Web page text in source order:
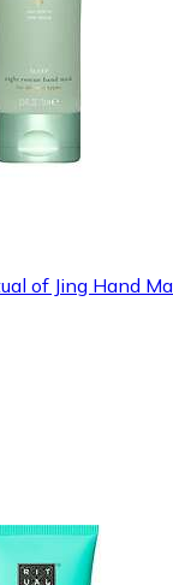
of Jing Hand